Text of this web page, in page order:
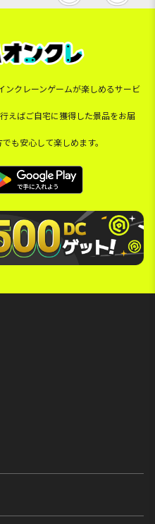
ンクレーンゲームが楽しめるサービ
えばご自宅に獲得した景品をお届
も安心して楽しめます。